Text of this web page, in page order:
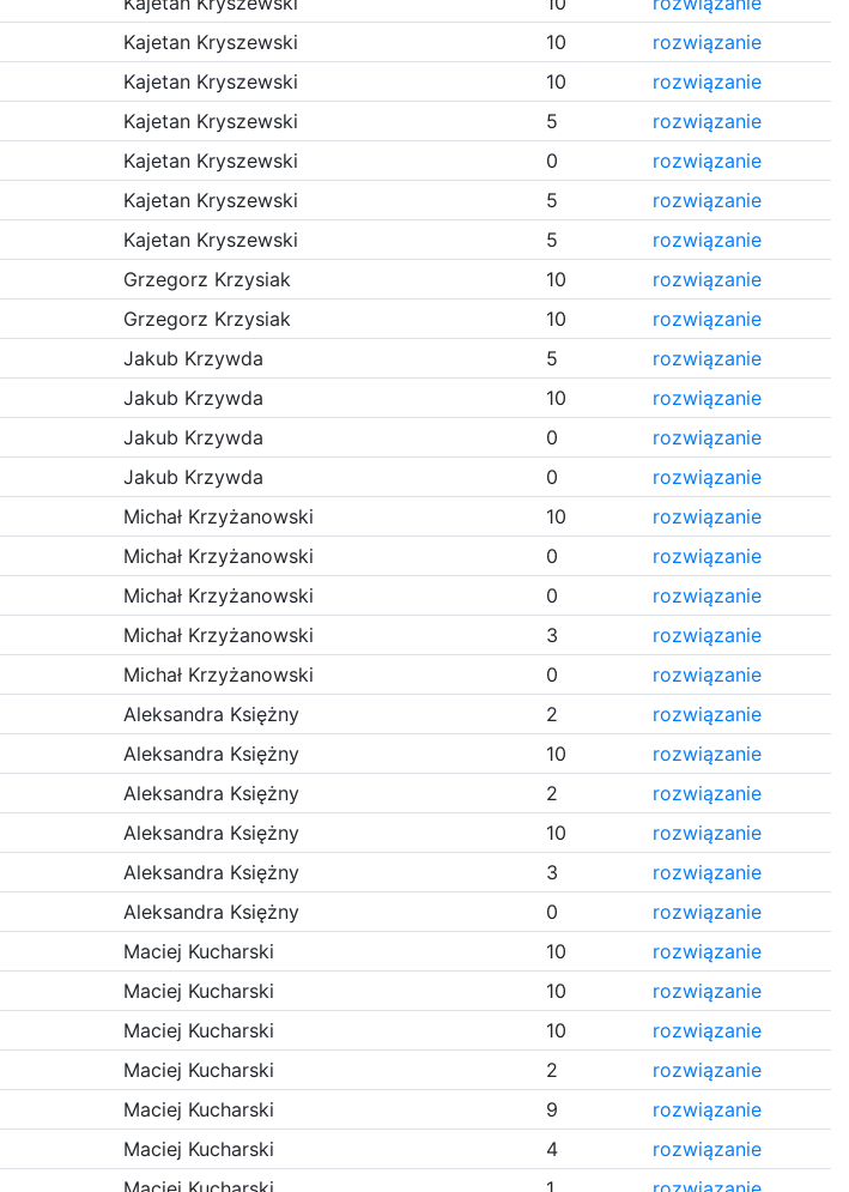
Kajetan Kryszewski 10
rozwiązanie
Kajetan Kryszewski 10
rozwiązanie
Kajetan Kryszewski 5
rozwiązanie
Kajetan Kryszewski 0
rozwiązanie
Kajetan Kryszewski 5
rozwiązanie
Kajetan Kryszewski 5
rozwiązanie
Grzegorz Krzysiak 10
rozwiązanie
Grzegorz Krzysiak 10
rozwiązanie
Jakub Krzywda 5
rozwiązanie
Jakub Krzywda 10
rozwiązanie
Jakub Krzywda 0
rozwiązanie
Jakub Krzywda 0
rozwiązanie
Michał Krzyżanowski 10
rozwiązanie
Michał Krzyżanowski 0
rozwiązanie
Michał Krzyżanowski 0
rozwiązanie
Michał Krzyżanowski 3
rozwiązanie
Michał Krzyżanowski 0
rozwiązanie
Aleksandra Księżny 2
rozwiązanie
Aleksandra Księżny 10
rozwiązanie
Aleksandra Księżny 2
rozwiązanie
Aleksandra Księżny 10
rozwiązanie
Aleksandra Księżny 3
rozwiązanie
Aleksandra Księżny 0
rozwiązanie
Maciej Kucharski 10
rozwiązanie
Maciej Kucharski 10
rozwiązanie
Maciej Kucharski 10
rozwiązanie
Maciej Kucharski 2
rozwiązanie
Maciej Kucharski 9
rozwiązanie
Maciej Kucharski 4
rozwiązanie